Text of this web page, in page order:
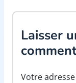
Laisser
Votre